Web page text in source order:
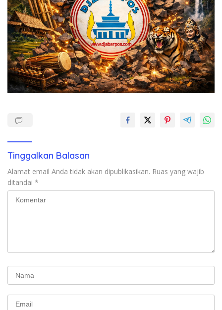
Tinggalkan Balasan
Alamat email Anda tidak akan dipublikasikan. Ruas yang wajib
ditandai *